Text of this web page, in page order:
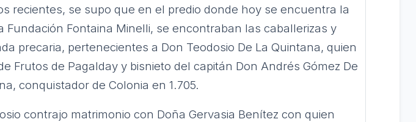
recientes, se supo que en el predio donde hoy se encuentra la
Fundación Fontaina Minelli, se encontraban las caballerizas y
precaria, pertenecientes a Don Teodosio De La Quintana, quien
Frutos de Pagalday y bisnieto del capitán Don Andrés Gómez De
conquistador de Colonia en 1.705.
contrajo matrimonio con Doña Gervasia Benítez con quien